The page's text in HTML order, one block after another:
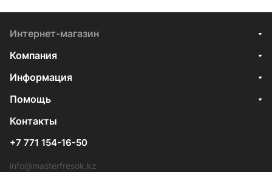
Интернет-магазин
Компания
Информация
Помощь
Контакты
+7 771 154-16-50
info@masterfresok.kz